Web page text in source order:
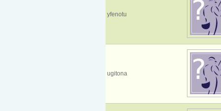
yfenotu
ugitona